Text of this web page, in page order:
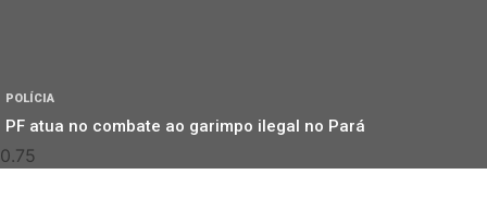
POLÍCIA
PF atua no combate ao garimpo ilegal no Pará